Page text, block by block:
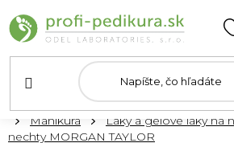
na
obsah
DomovManikúra Laky a gélové laky na
nechty MORGAN TAYLOR